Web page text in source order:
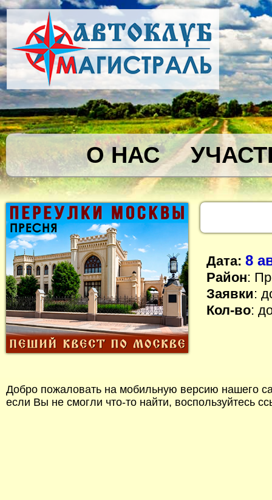
О НАС
Дата: 8
Район:
Заявки:
Кол-во:
Добро пожаловать на мобильную версию нашего
если Вы не смогли что-то найти, воспользуйтесь